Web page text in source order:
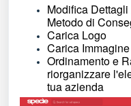
Modifica
Metodo di
Carica Logo
Carica
Ordinamento e
riorganizzare
tua azienda